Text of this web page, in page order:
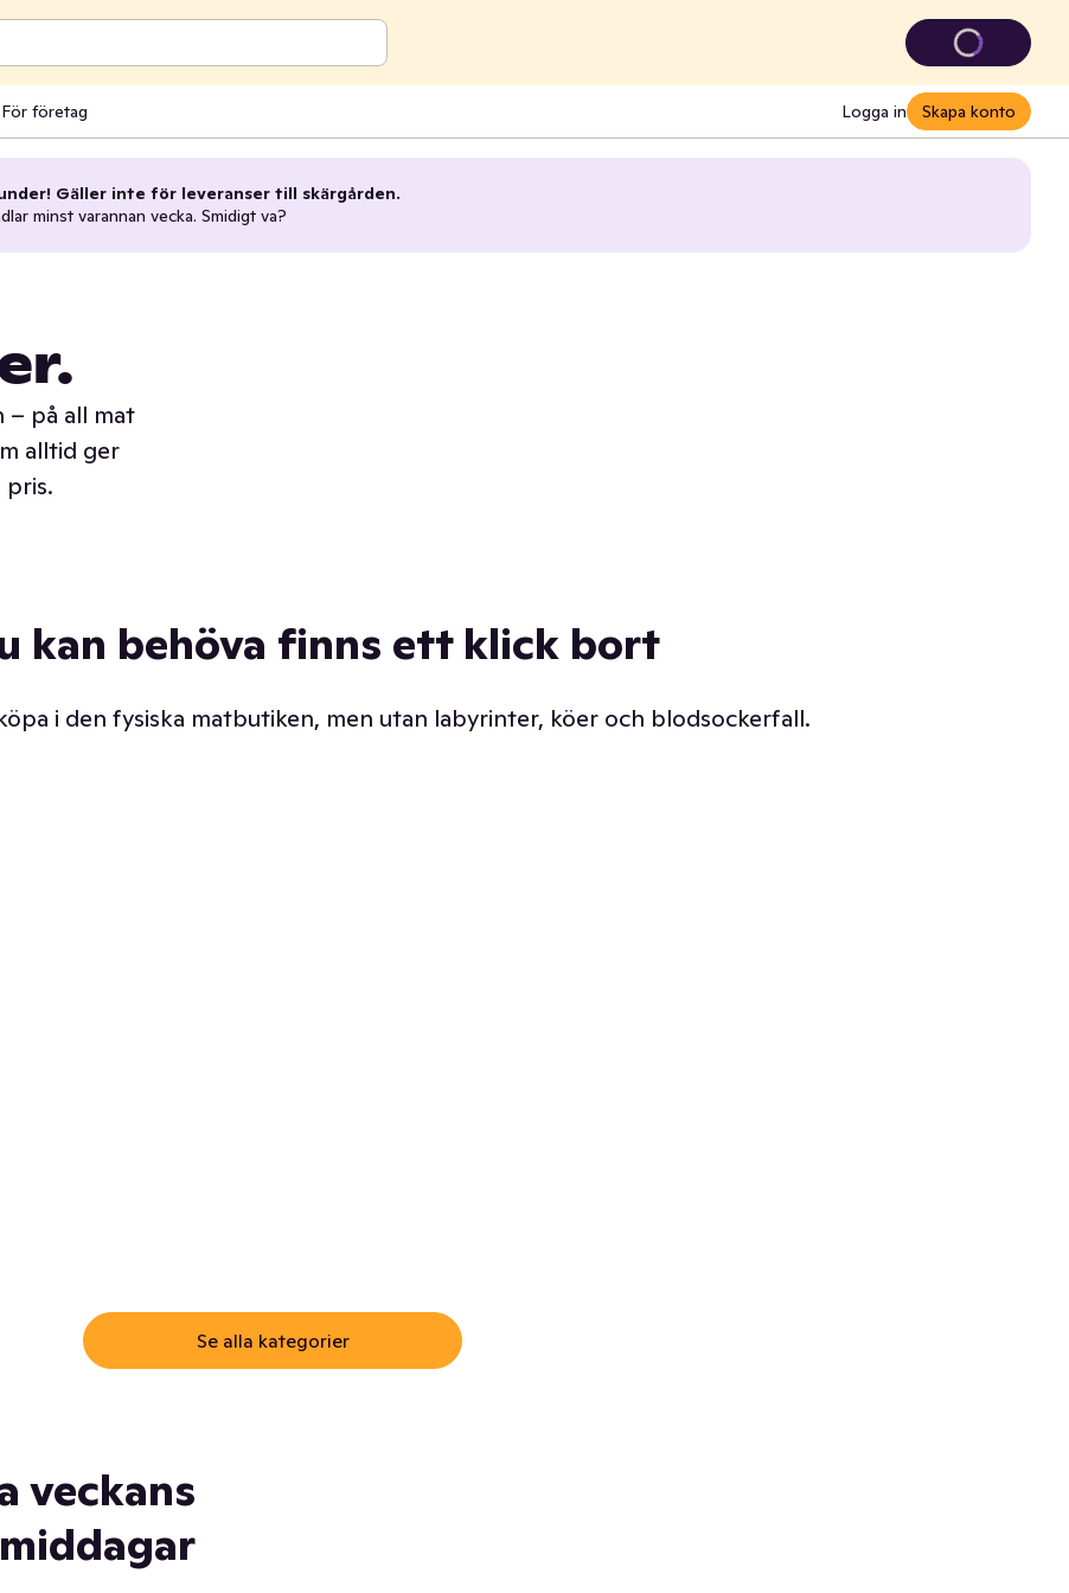
För företag Logga in Skapa konto
Gäller inte för leveranser till skärgården.
minst varannan vecka. Smidigt va?
– på all mat
alltid ger
pris.
kan behöva finns ett klick bort
i den fysiska matbutiken, men utan labyrinter, köer och blodsockerfall.
Se alla kategorier
veckans
middagar